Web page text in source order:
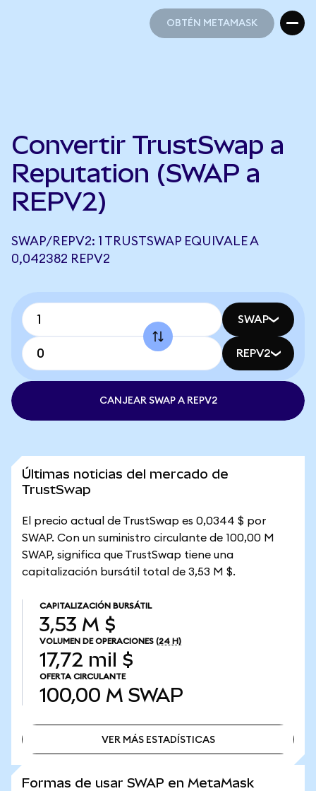
OBTÉN METAMASK
Convertir TrustSwap a
Reputation (SWAP a
REPV2)
SWAP/REPV2: 1 TRUSTSWAP EQUIVALE A
0,042382 REPV2
SWAP
REPV2
CANJEAR SWAP A REPV2
Últimas noticias del mercado de
TrustSwap
El precio actual de TrustSwap es 0,0344 $ por
SWAP. Con un suministro circulante de 100,00 M
SWAP, significa que TrustSwap tiene una
capitalización bursátil total de 3,53 M $.
CAPITALIZACIÓN BURSÁTIL
3,53 M $
VOLUMEN DE OPERACIONES (24 H)
17,72 mil $
OFERTA CIRCULANTE
100,00 M SWAP
VER MÁS ESTADÍSTICAS
Formas de usar SWAP en MetaMask